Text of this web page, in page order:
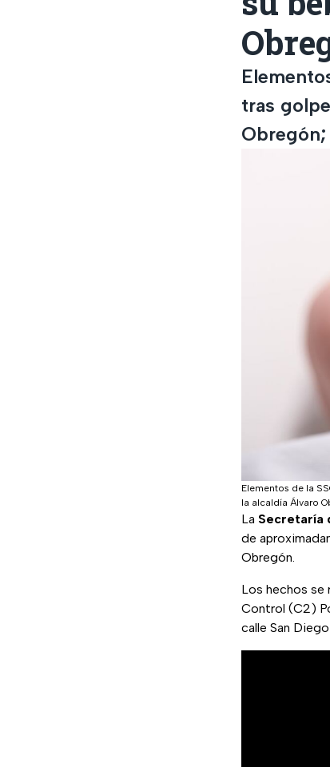
tras
Elementos de la
la alcaldía Álvaro
La Secretaría
de
Obregón.
Los hechos se
Control (C2)
calle San